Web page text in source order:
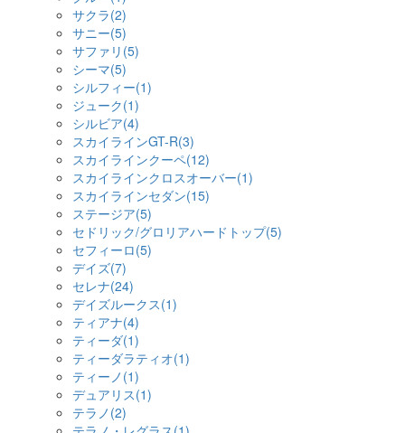
サクラ(2)
サニー(5)
サファリ(5)
シーマ(5)
シルフィー(1)
ジューク(1)
シルビア(4)
スカイラインGT-R(3)
スカイラインクーペ(12)
スカイラインクロスオーバー(1)
スカイラインセダン(15)
ステージア(5)
セドリック/グロリアハードトップ(5)
セフィーロ(5)
デイズ(7)
セレナ(24)
デイズルークス(1)
ティアナ(4)
ティーダ(1)
ティーダラティオ(1)
ティーノ(1)
デュアリス(1)
テラノ(2)